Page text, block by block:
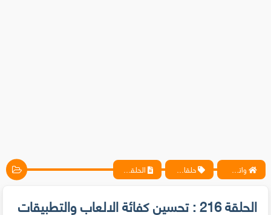
واتس آب ، فيسبوك ، أنترنت ، شروحات تقنية حصرية - المحترف حلقات متخصيصي الحماية الحلقة 216 : تحسين كفائة الالعاب والتطبيقات على ويندوز 7
الحلقة 216 : تحسين كفائة الالعاب والتطبيقات